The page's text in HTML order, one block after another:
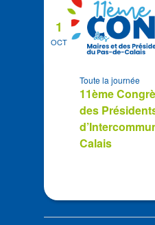
OCT
1
11ème
des
Calais
Toute la journée